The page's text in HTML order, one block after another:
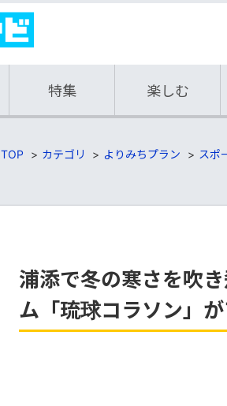
特集 楽しむ
TOP カテゴリ よりみちプラン スポ
浦添で冬の寒さを吹
ム「琉球コラソン」